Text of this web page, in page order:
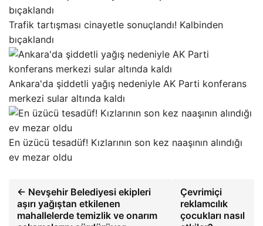
Trafik tartışması cinayetle sonuçlandı! Kalbinden
bıçaklandı
Ankara'da şiddetli yağış nedeniyle AK Parti konferans
merkezi sular altında kaldı
En üzücü tesadüf! Kızlarının son kez naaşının alındığı
ev mezar oldu
← Nevşehir Belediyesi ekipleri
aşırı yağıştan etkilenen
mahallelerde temizlik ve onarım
Çevrimiçi
reklamcılık
çocukları nasıl